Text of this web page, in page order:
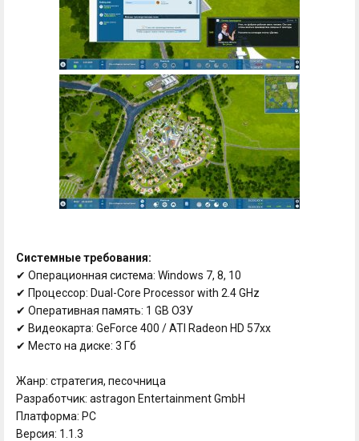
Системные требования:
✔ Операционная система: Windows 7, 8, 10
✔ Процессор: Dual-Core Processor with 2.4 GHz
✔ Оперативная память: 1 GB ОЗУ
✔ Видеокарта: GeForce 400 / ATI Radeon HD 57xx
✔ Место на диске: 3 Гб
Жанр: стратегия, песочница
Разработчик: astragon Entertainment GmbH
Платформа: PC
Версия: 1.1.3